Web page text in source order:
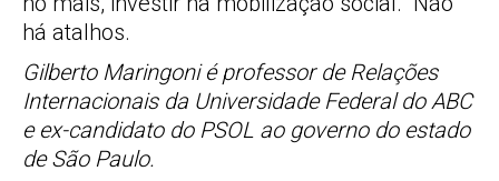
há atalhos.
Gilberto Maringonié professor de Relações
Internacionais da Universidade Federal do ABC
e ex-candidato do PSOL ao governo do estado
de São Paulo.